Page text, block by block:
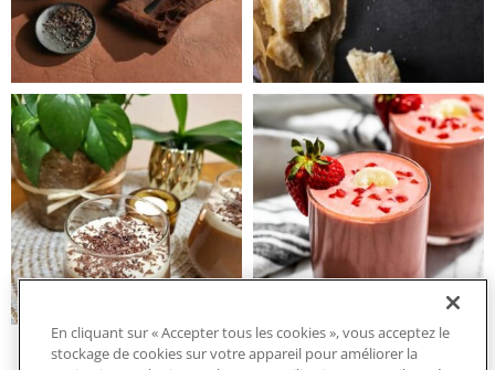
En cliquant sur « Accepter tous les cookies », vous acceptez le
stockage de cookies sur votre appareil pour améliorer la